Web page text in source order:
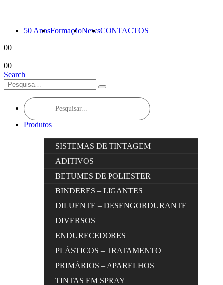
50 AnosFormaçãoNewsCONTACTOS
00
00
Search
Products
search
Produtos
SISTEMAS DE TINTAGEM
ADITIVOS
BETUMES DE POLIESTER
BINDERES – LIGANTES
DILUENTE – DESENGORDURANTE
DIVERSOS
ENDURECEDORES
PLÁSTICOS – TRATAMENTO
PRIMÁRIOS – APARELHOS
TINTAS EM SPRAY